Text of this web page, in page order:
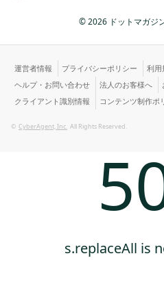
© 2026 ドットマガジ
運営者情報 プライバシーポリシー 利用
ヘルプ・お問い合わせ
法人のお客様へ
クライアント識別情報
コンテンツ制作ポ
© CyberAgent, Inc. All Rights Reserved.
s.replaceAll is